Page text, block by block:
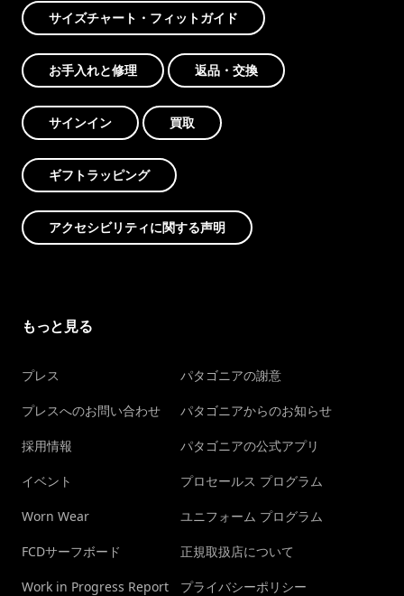
サイズチャート・フィットガイド
お手入れと修理 返品・交換
サインイン 買取
ギフトラッピング
アクセシビリティに関する声明
もっと見る
プレス
プレスへのお問い合わせ
採用情報
イベント
Worn Wear
FCDサーフボード
Work in Progress Report
パタゴニアの謝意
パタゴニアからのお知らせ
パタゴニアの公式アプリ
プロセールス プログラム
ユニフォーム プログラム
正規取扱店について
プライバシーポリシー